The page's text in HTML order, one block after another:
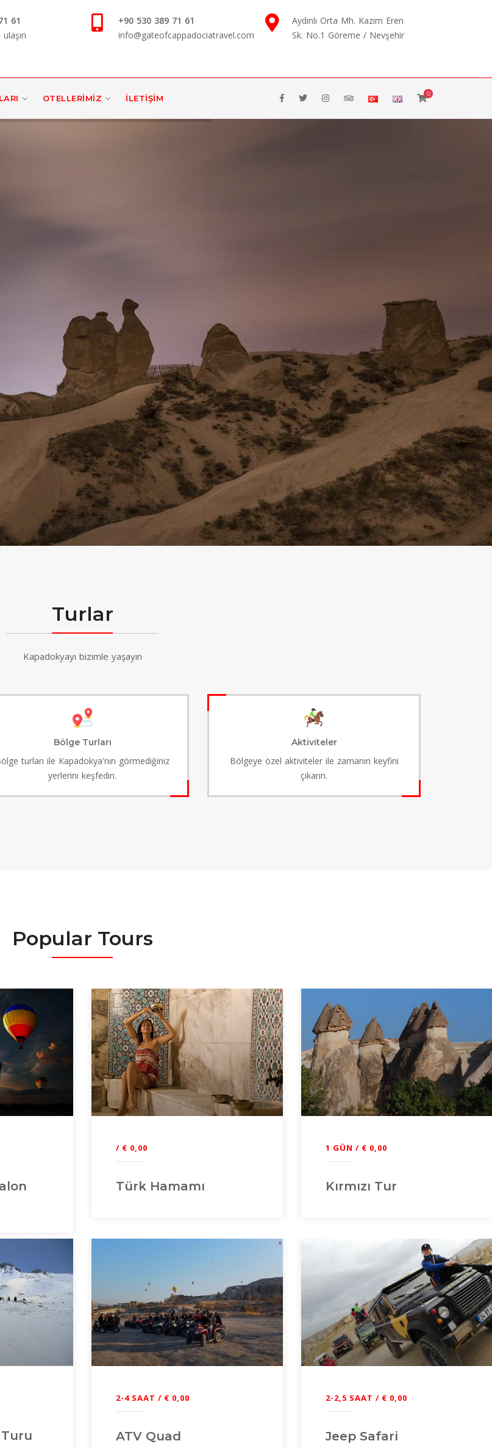
61
+90 530 389 71 61
info@gateofcappadociatravel.com
Aydınlı Orta Mh. Kazım Eren
Sk. No.1 Göreme / Nevşehir
OTELLERIMIZ İLETIŞIM 0
Turlar
Kapadokyayı bizimle yaşayın
Bölge Turları
turları ile Kapadokya'nın görmediğiniz
yerlerini keşfedin.
Aktiviteler
Bölgeye özel aktiviteler ile zamanın keyfini
çıkarın.
Popular Tours
/ € 0,00
Türk Hamamı
1 GÜN / € 0,00
Kırmızı Tur
2-4 SAAT / € 0,00
ATV Quad
2-2,5 SAAT / € 0,00
Jeep Safari